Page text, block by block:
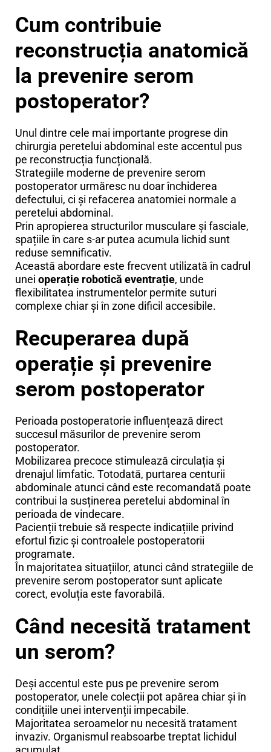
Cum contribuie
reconstrucția anatomică
la prevenire serom
postoperator?
Unul dintre cele mai importante progrese din
chirurgia peretelui abdominal este accentul pus
pe reconstrucția funcțională.
Strategiile moderne de prevenire serom
postoperator urmăresc nu doar închiderea
defectului, ci și refacerea anatomiei normale a
peretelui abdominal.
Prin apropierea structurilor musculare și fasciale,
spațiile în care s-ar putea acumula lichid sunt
reduse semnificativ.
Această abordare este frecvent utilizată în cadrul
unei operație robotică eventrație, unde
flexibilitatea instrumentelor permite suturi
complexe chiar și în zone dificil accesibile.
Recuperarea după
operație și prevenire
serom postoperator
Perioada postoperatorie influențează direct
succesul măsurilor de prevenire serom
postoperator.
Mobilizarea precoce stimulează circulația și
drenajul limfatic. Totodată, purtarea centurii
abdominale atunci când este recomandată poate
contribui la susținerea peretelui abdominal în
perioada de vindecare.
Pacienții trebuie să respecte indicațiile privind
efortul fizic și controalele postoperatorii
programate.
În majoritatea situațiilor, atunci când strategiile de
prevenire serom postoperator sunt aplicate
corect, evoluția este favorabilă.
Când necesită tratament
un serom?
Deși accentul este pus pe prevenire serom
postoperator, unele colecții pot apărea chiar și în
condițiile unei intervenții impecabile.
Majoritatea seroamelor nu necesită tratament
invaziv. Organismul reabsoarbe treptat lichidul